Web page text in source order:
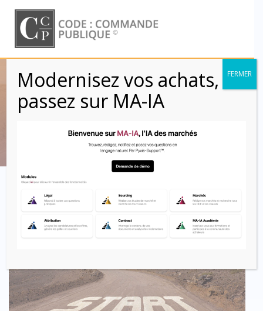
to
content
Étiquette :
réduction des coûts
Modernisez vos achats,
passez sur MA-IA
FERMER